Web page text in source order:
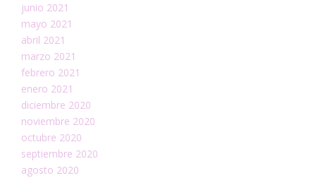
junio 2021
mayo 2021
abril 2021
marzo 2021
febrero 2021
enero 2021
diciembre 2020
noviembre 2020
octubre 2020
septiembre 2020
agosto 2020